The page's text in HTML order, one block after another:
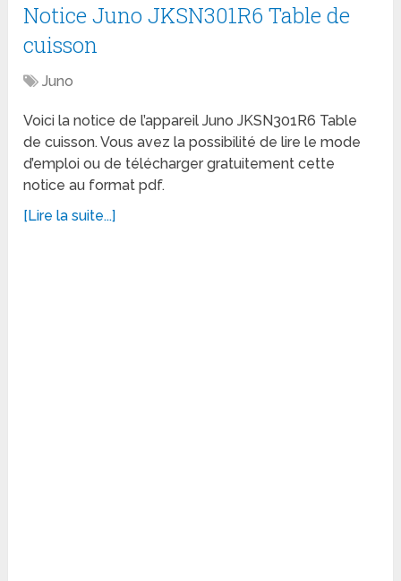
Notice Juno JKSN301R6 Table de
cuisson
Juno
Voici la notice de l’appareil Juno JKSN301R6 Table
de cuisson. Vous avez la possibilité de lire le mode
d’emploi ou de télécharger gratuitement cette
notice au format pdf.
[Lire la suite...]